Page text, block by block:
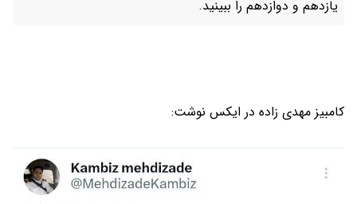
یازدهم و دوازدهم را ببینید.
کامبیز مهدی زاده در ایکس نوشت: